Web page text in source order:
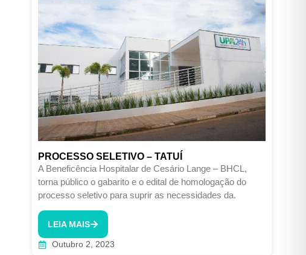
PROCESSO SELETIVO – TATUÍ
A Beneficência Hospitalar de Cesário Lange – BHCL,
torna público o gabarito e o edital de homologação do
processo seletivo para suprir as necessidades da.
LEIA MAIS
Outubro 2, 2023